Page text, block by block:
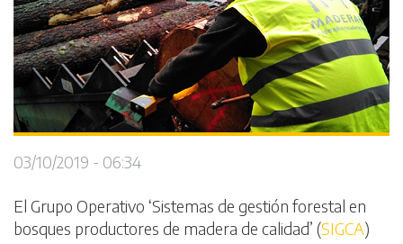
03/10/2019 - 06:34
El Grupo Operativo ‘Sistemas de gestión forestal en
bosques productores de madera de calidad’ (SIGCA)